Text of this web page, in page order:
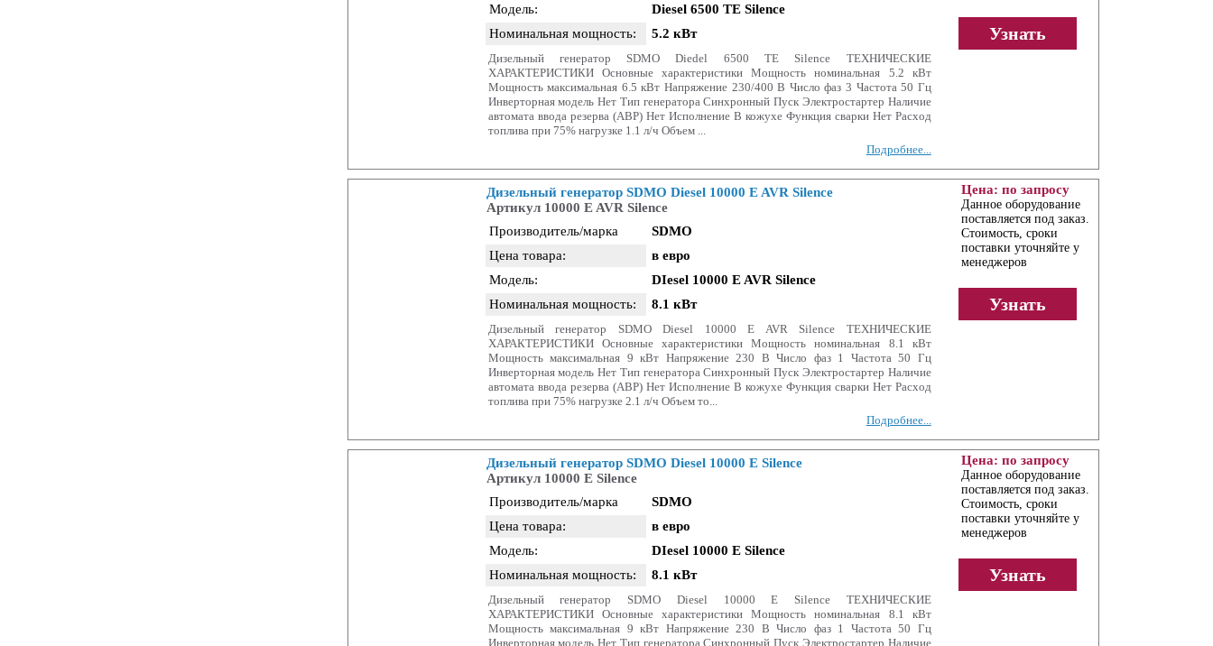
Узнать
Модель:
Diesel 6500 TE Silence
Номинальная мощность:
5.2 кВт
Дизельный генератор SDMO Diedel 6500 TE Silence ТЕХНИЧЕСКИЕ
ХАРАКТЕРИСТИКИ Основные характеристики Мощность номинальная 5.2 кВт
Мощность максимальная 6.5 кВт Напряжение 230/400 В Число фаз 3 Частота 50 Гц
Инверторная модель Нет Тип генератора Синхронный Пуск Электростартер Наличие
автомата ввода резерва (АВР) Нет Исполнение В кожухе Функция сварки Нет Расход
топлива при 75% нагрузке 1.1 л/ч Объем ...
Подробнее...
Цена: по запросу
Данное оборудование
поставляется под заказ.
Стоимость, сроки
поставки уточняйте у
менеджеров
Узнать
Дизельный генератор SDMO Diesel 10000 E AVR Silence
Артикул 10000 E AVR Silence
Производитель/марка
SDMO
Цена товара:
в евро
Модель:
DIesel 10000 E AVR Silence
Номинальная мощность:
8.1 кВт
Дизельный генератор SDMO Diesel 10000 E AVR Silence ТЕХНИЧЕСКИЕ
ХАРАКТЕРИСТИКИ Основные характеристики Мощность номинальная 8.1 кВт
Мощность максимальная 9 кВт Напряжение 230 В Число фаз 1 Частота 50 Гц
Инверторная модель Нет Тип генератора Синхронный Пуск Электростартер Наличие
автомата ввода резерва (АВР) Нет Исполнение В кожухе Функция сварки Нет Расход
топлива при 75% нагрузке 2.1 л/ч Объем то...
Подробнее...
Цена: по запросу
Данное оборудование
поставляется под заказ.
Стоимость, сроки
поставки уточняйте у
менеджеров
Узнать
Дизельный генератор SDMO Diesel 10000 E Silence
Артикул 10000 E Silence
Производитель/марка
SDMO
Цена товара:
в евро
Модель:
DIesel 10000 E Silence
Номинальная мощность:
8.1 кВт
Дизельный генератор SDMO Diesel 10000 E Silence ТЕХНИЧЕСКИЕ
ХАРАКТЕРИСТИКИ Основные характеристики Мощность номинальная 8.1 кВт
Мощность максимальная 9 кВт Напряжение 230 В Число фаз 1 Частота 50 Гц
Инверторная модель Нет Тип генератора Синхронный Пуск Электростартер Наличие